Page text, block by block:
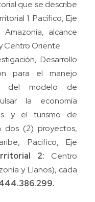
que se describe
1: Pacífico, Eje
alcance
Centro Oriente.
Desarrollo
para el manejo
del modelo de
la economía
y el turismo de
dos (2) proyectos,
Pacifico, Eje
2: Centro
y Llanos), cada